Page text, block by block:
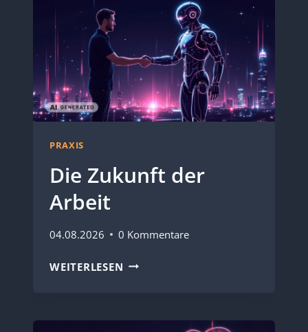
PRAXIS
Die Zukunft der
Arbeit
04.08.2026 0 Kommentare
WEITERLESEN DIE